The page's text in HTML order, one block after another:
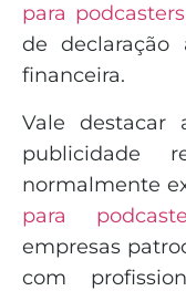
para podcasters
de
financeira.
Vale destacar
publicidade
normalmente
para
empresas
com